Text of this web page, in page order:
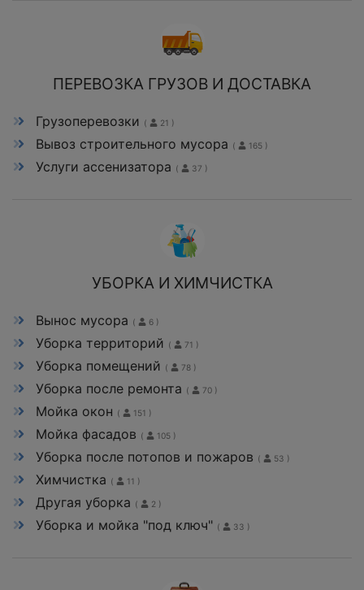
ПЕРЕВОЗКА ГРУЗОВ И ДОСТАВКА
Грузоперевозки ( 21 )
Вывоз строительного мусора ( 165 )
Услуги ассенизатора ( 37 )
УБОРКА И ХИМЧИСТКА
Вынос мусора ( 6 )
Уборка территорий ( 71 )
Уборка помещений ( 78 )
Уборка после ремонта ( 70 )
Мойка окон ( 151 )
Мойка фасадов ( 105 )
Уборка после потопов и пожаров ( 53 )
Химчистка ( 11 )
Другая уборка ( 2 )
Уборка и мойка "под ключ" ( 33 )